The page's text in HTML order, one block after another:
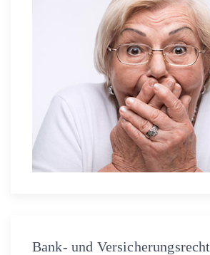
Bank- und Versicherungsrecht